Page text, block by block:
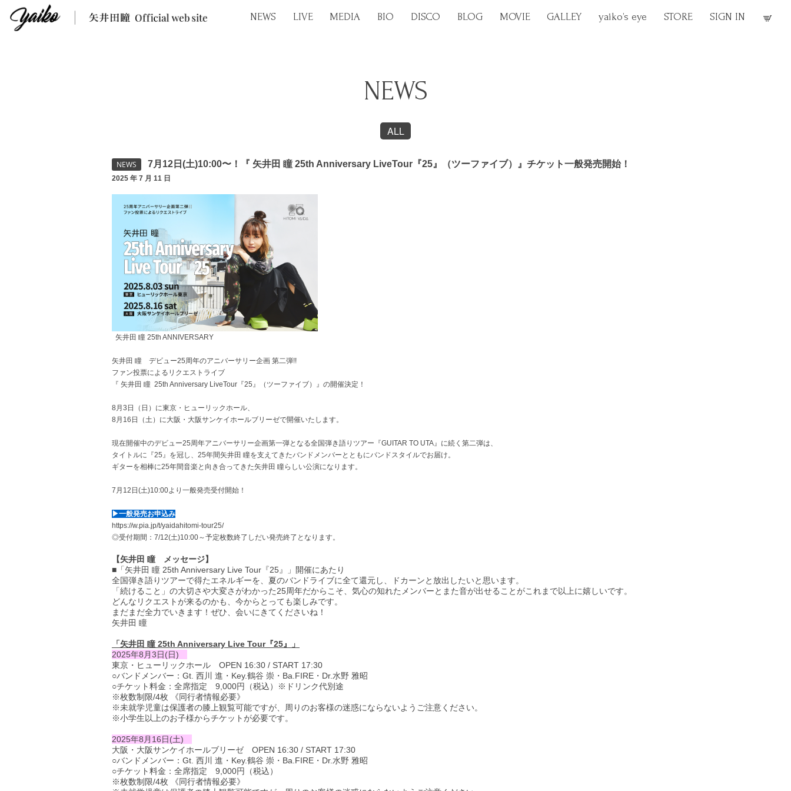
NEWS LIVE MEDIA BIO DISCO BLOG MOVIE GALLEY yaiko’s eye STORE SIGN IN
NEWS
ALL
NEWS 7月12日(土)10:00〜！『 矢井田 瞳 25th Anniversary LiveTour『25』（ツーファイブ）』チケット一般発売開始！
2025 年 7 月 11 日
矢井田 瞳 25th ANNIVERSARY
矢井田 瞳 デビュー25周年のアニバーサリー企画 第二弾!!
ファン投票によるリクエストライブ
『 矢井田 瞳 25th Anniversary LiveTour『25』（ツーファイブ）』の開催決定！
8月3日（日）に東京・ヒューリックホール、
8月16日（土）に大阪・大阪サンケイホールブリーゼで開催いたします。
現在開催中のデビュー25周年アニバーサリー企画第一弾となる全国弾き語りツアー『GUITAR TO UTA』に続く第二弾は、
タイトルに『25』を冠し、25年間矢井田 瞳を支えてきたバンドメンバーとともにバンドスタイルでお届け。
ギターを相棒に25年間音楽と向き合ってきた矢井田 瞳らしい公演になります。
7月12日(土)10:00より一般発売受付開始！
▶︎一般発売お申込み
https://w.pia.jp/t/yaidahitomi-tour25/
◎受付期間：7/12(土)10:00～予定枚数終了しだい発売終了となります。
【矢井田 瞳 メッセージ】
■「矢井田 瞳 25th Anniversary Live Tour『25』」開催にあたり
全国弾き語りツアーで得たエネルギーを、夏のバンドライブに全て還元し、ドカーンと放出したいと思います。
「続けること」の大切さや大変さがわかった25周年だからこそ、気心の知れたメンバーとまた音が出せることがこれまで以上に嬉しいです。
どんなリクエストが来るのかも、今からとっても楽しみです。
まだまだ全力でいきます！ぜひ、会いにきてくださいね！
矢井田 瞳
「矢井田 瞳 25th Anniversary Live Tour『25』」
2025年8月3日(日)
東京・ヒューリックホール OPEN 16:30 / START 17:30
○バンドメンバー：Gt. 西川 進・Key.鶴谷 崇・Ba.FIRE・Dr.水野 雅昭
○チケット料金：全席指定 9,000円（税込）※ドリンク代別途
※枚数制限/4枚 《同行者情報必要》
※未就学児童は保護者の膝上観覧可能ですが、周りのお客様の迷惑にならないようご注意ください。
※小学生以上のお子様からチケットが必要です。
2025年8月16日(土)
大阪・大阪サンケイホールブリーゼ OPEN 16:30 / START 17:30
○バンドメンバー：Gt. 西川 進・Key.鶴谷 崇・Ba.FIRE・Dr.水野 雅昭
○チケット料金：全席指定 9,000円（税込）
※枚数制限/4枚 《同行者情報必要》